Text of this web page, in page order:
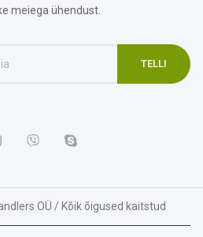
meiega ühendust.
OÜ / Kõik õigused kaitstud